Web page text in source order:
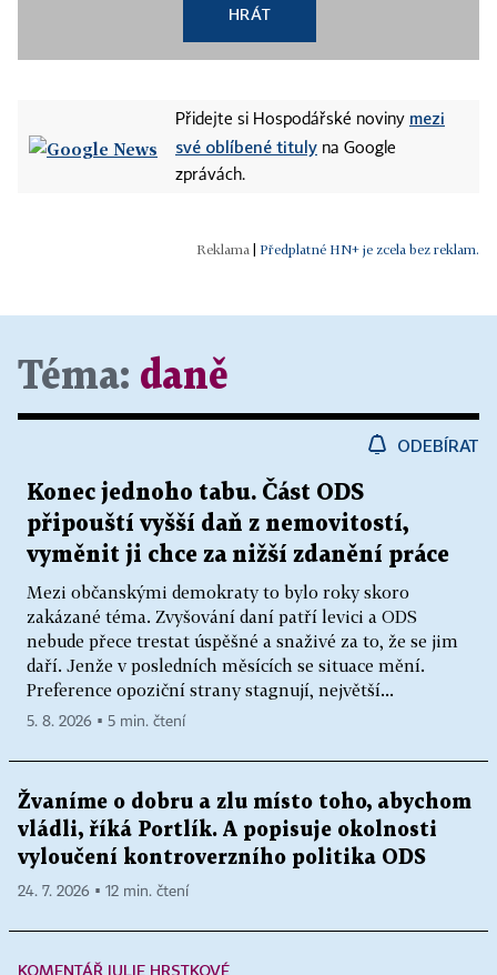
HRÁT
Přidejte si Hospodářské noviny mezi
své oblíbené tituly na Google
zprávách.
Předplatné HN+ je zcela bez reklam.
Téma: daně
ODEBÍRAT
Konec jednoho tabu. Část ODS
připouští vyšší daň z nemovitostí,
vyměnit ji chce za nižší zdanění práce
Mezi občanskými demokraty to bylo roky skoro
zakázané téma. Zvyšování daní patří levici a ODS
nebude přece trestat úspěšné a snaživé za to, že se jim
daří. Jenže v posledních měsících se situace mění.
Preference opoziční strany stagnují, největší...
5. 8. 2026 ▪ 5 min. čtení
Žvaníme o dobru a zlu místo toho, abychom
vládli, říká Portlík. A popisuje okolnosti
vyloučení kontroverzního politika ODS
24. 7. 2026 ▪ 12 min. čtení
KOMENTÁŘ JULIE HRSTKOVÉ